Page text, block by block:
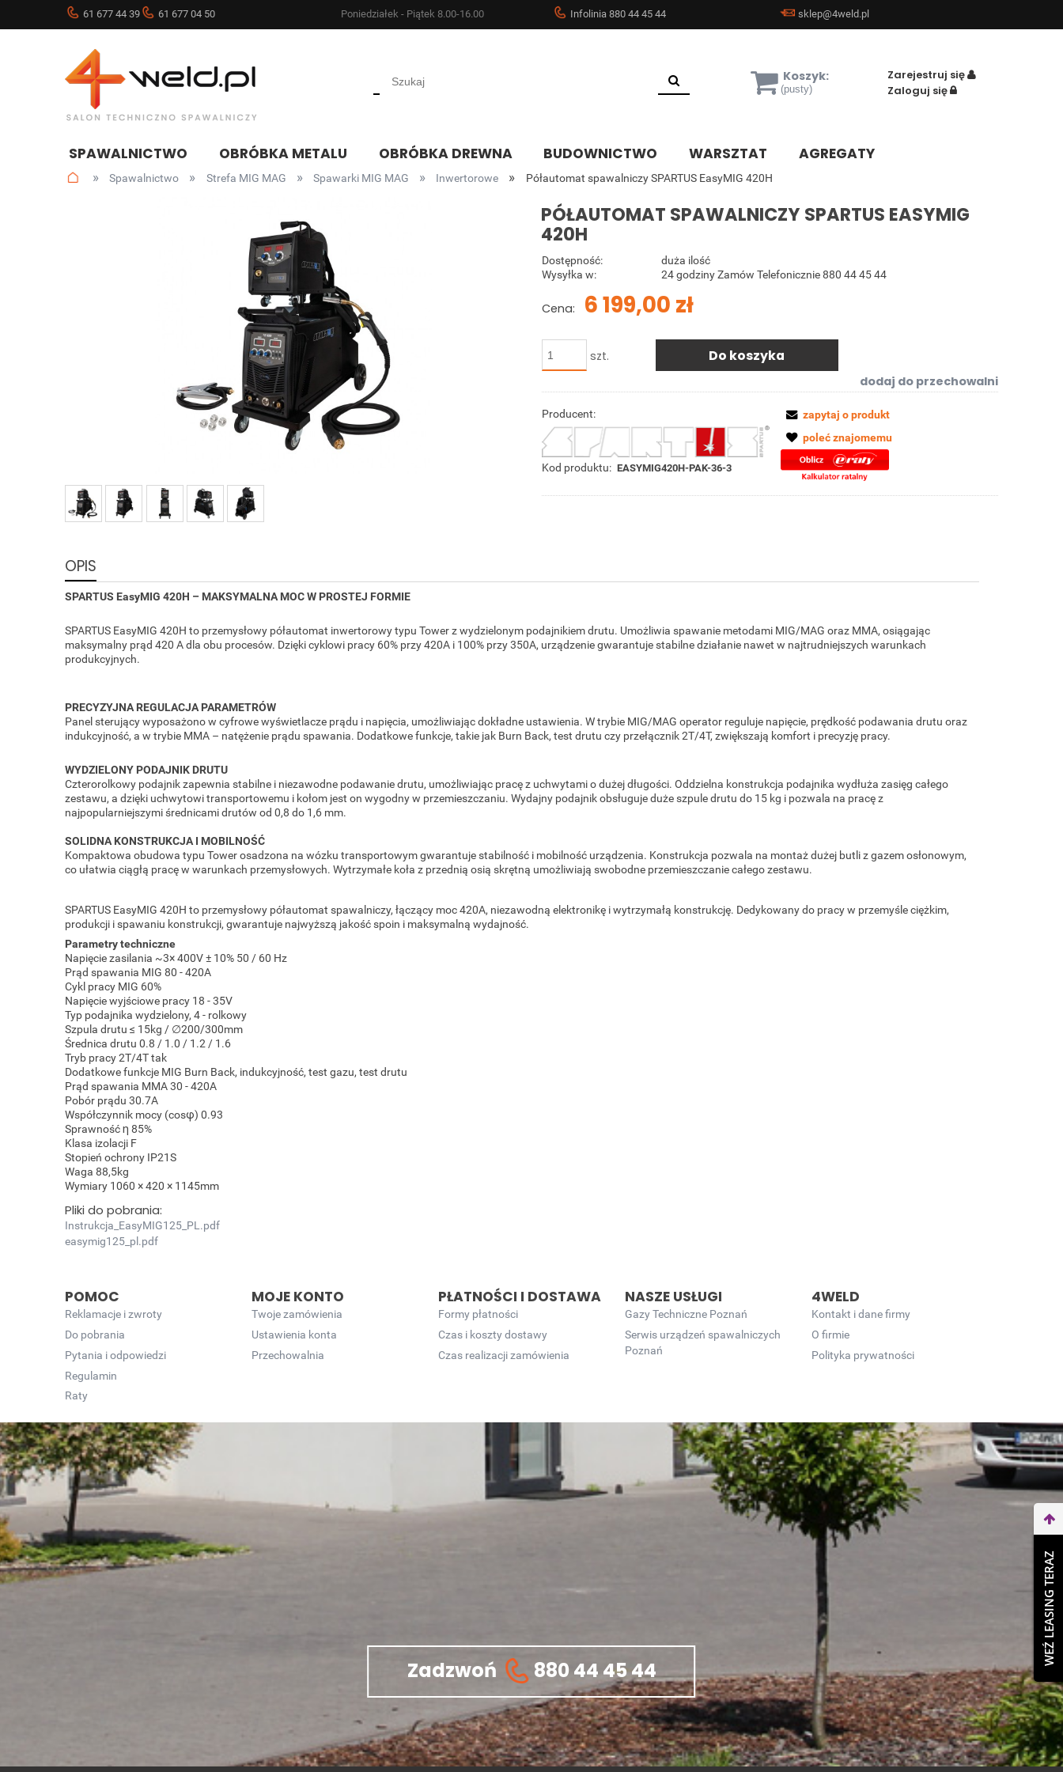
Zarejestruj się
Zaloguj się
Koszyk:
(pusty)
SPAWALNICTWO OBRÓBKA METALU OBRÓBKA DREWNA BUDOWNICTWO WARSZTAT
AGREGATY
NOWOŚCI
» Spawalnictwo » Strefa MIG MAG » Spawarki MIG MAG » Inwertorowe » Półautomat spawalniczy SPARTUS EasyMIG 420H
61 677 44 39 61 677 04 50 Poniedziałek - Piątek 8.00-16.00 Infolinia 880 44 45 44 sklep@4weld.pl
PÓŁAUTOMAT SPAWALNICZY SPARTUS EASYMIG
420H
Dostępność:
duża ilość
Wysyłka w:
24 godziny Zamów Telefonicznie 880 44 45 44
Cena: 6 199,00 zł
szt. Do koszyka
dodaj do przechowalni
Producent:
Kod produktu: EASYMIG420H-PAK-36-3
zapytaj o produkt
poleć znajomemu
OPIS
SPARTUS EasyMIG 420H – MAKSYMALNA MOC W PROSTEJ FORMIE
SPARTUS EasyMIG 420H to przemysłowy półautomat inwertorowy typu Tower z wydzielonym podajnikiem drutu. Umożliwia spawanie metodami MIG/MAG oraz MMA, osiągając
maksymalny prąd 420 A dla obu procesów. Dzięki cyklowi pracy 60% przy 420A i 100% przy 350A, urządzenie gwarantuje stabilne działanie nawet w najtrudniejszych warunkach
produkcyjnych.
PRECYZYJNA REGULACJA PARAMETRÓW
Panel sterujący wyposażono w cyfrowe wyświetlacze prądu i napięcia, umożliwiając dokładne ustawienia. W trybie MIG/MAG operator reguluje napięcie, prędkość podawania drutu oraz
indukcyjność, a w trybie MMA – natężenie prądu spawania. Dodatkowe funkcje, takie jak Burn Back, test drutu czy przełącznik 2T/4T, zwiększają komfort i precyzję pracy.
WYDZIELONY PODAJNIK DRUTU
Czterorolkowy podajnik zapewnia stabilne i niezawodne podawanie drutu, umożliwiając pracę z uchwytami o dużej długości. Oddzielna konstrukcja podajnika wydłuża zasięg całego
zestawu, a dzięki uchwytowi transportowemu i kołom jest on wygodny w przemieszczaniu. Wydajny podajnik obsługuje duże szpule drutu do 15 kg i pozwala na pracę z
najpopularniejszymi średnicami drutów od 0,8 do 1,6 mm.
SOLIDNA KONSTRUKCJA I MOBILNOŚĆ
Kompaktowa obudowa typu Tower osadzona na wózku transportowym gwarantuje stabilność i mobilność urządzenia. Konstrukcja pozwala na montaż dużej butli z gazem osłonowym,
co ułatwia ciągłą pracę w warunkach przemysłowych. Wytrzymałe koła z przednią osią skrętną umożliwiają swobodne przemieszczanie całego zestawu.
SPARTUS EasyMIG 420H to przemysłowy półautomat spawalniczy, łączący moc 420A, niezawodną elektronikę i wytrzymałą konstrukcję. Dedykowany do pracy w przemyśle ciężkim,
produkcji i spawaniu konstrukcji, gwarantuje najwyższą jakość spoin i maksymalną wydajność.
Parametry techniczne
Napięcie zasilania ~3× 400V ± 10% 50 / 60 Hz
Prąd spawania MIG 80 - 420A
Cykl pracy MIG 60%
Napięcie wyjściowe pracy 18 - 35V
Typ podajnika wydzielony, 4 - rolkowy
Szpula drutu ≤ 15kg / ∅200/300mm
Średnica drutu 0.8 / 1.0 / 1.2 / 1.6
Tryb pracy 2T/4T tak
Dodatkowe funkcje MIG Burn Back, indukcyjność, test gazu, test drutu
Prąd spawania MMA 30 - 420A
Pobór prądu 30.7A
Współczynnik mocy (cosφ) 0.93
Sprawność η 85%
Klasa izolacji F
Stopień ochrony IP21S
Waga 88,5kg
Wymiary 1060 × 420 × 1145mm
Pliki do pobrania:
Instrukcja_EasyMIG125_PL.pdf
easymig125_pl.pdf
POMOC
Reklamacje i zwroty
Do pobrania
Pytania i odpowiedzi
Regulamin
Raty
MOJE KONTO
Twoje zamówienia
Ustawienia konta
Przechowalnia
PŁATNOŚCI I DOSTAWA
Formy płatności
Czas i koszty dostawy
Czas realizacji zamówienia
NASZE USŁUGI
Gazy Techniczne Poznań
Serwis urządzeń spawalniczych
Poznań
4WELD
Kontakt i dane firmy
O firmie
Polityka prywatności
WEŹ LEASING TERAZ
Zadzwoń 880 44 45 44